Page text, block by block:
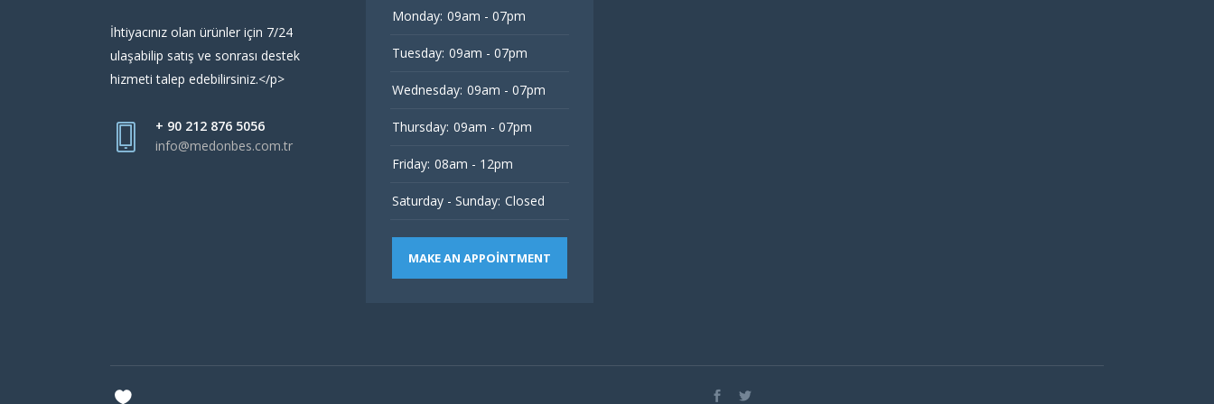
İhtiyacınız olan ürünler için 7/24
ulaşabilip satış ve sonrası destek
hizmeti talep edebilirsiniz.</p>
+ 90 212 876 5056
info@medonbes.com.tr
Monday: 09am - 07pm
Tuesday: 09am - 07pm
Wednesday: 09am - 07pm
Thursday: 09am - 07pm
Friday: 08am - 12pm
Saturday - Sunday: Closed
MAKE AN APPOINTMENT